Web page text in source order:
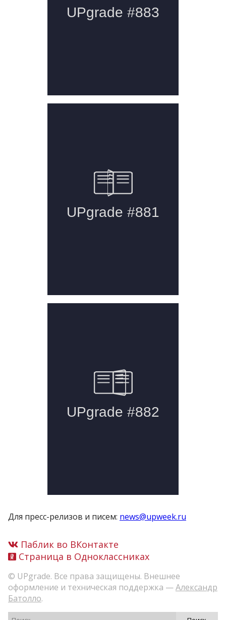
Для пресс-релизов и писем: news@upweek.ru
Паблик во ВКонтакте
Страница в Одноклассниках
© UPgrade. Все права защищены. Внешнее
оформление и техническая поддержка —Александр
Батолло.